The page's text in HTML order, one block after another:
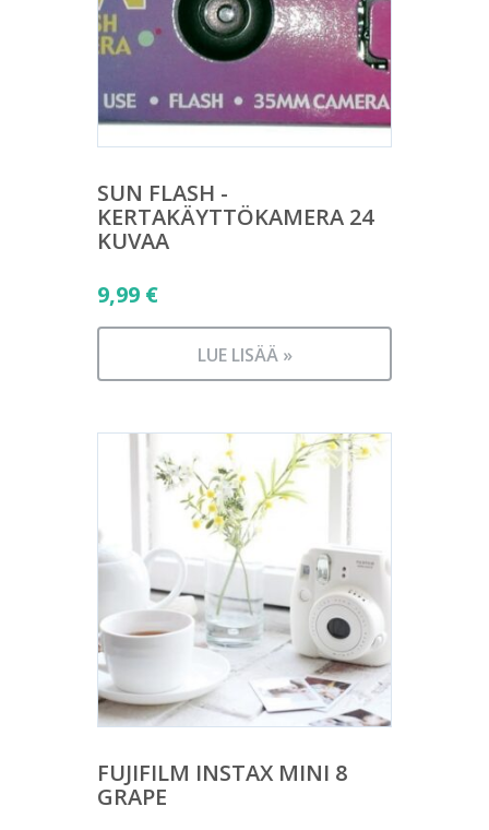
SUN FLASH -
KERTAKÄYTTÖKAMERA 24
KUVAA
9,99 €
LUE LISÄÄ »
FUJIFILM INSTAX MINI 8
GRAPE